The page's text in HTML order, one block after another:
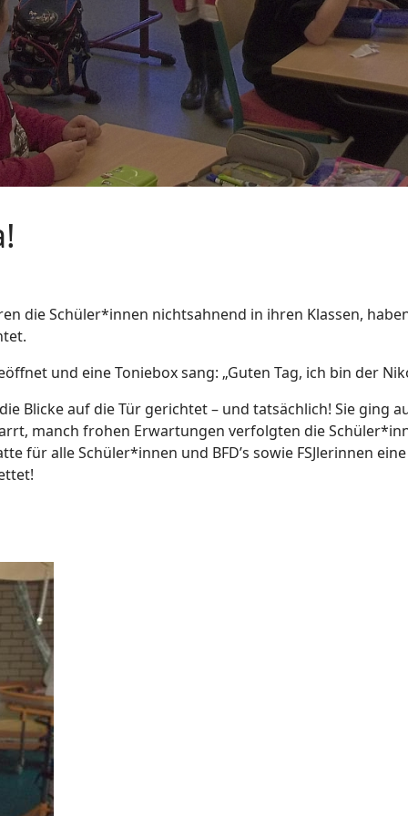
die Schüler*innen nichtsahnend in ihren Klassen,
und eine Toniebox sang: „Guten Tag, ich bin der
Blicke auf die Tür gerichtet – und tatsächlich! Sie ging
manch frohen Erwartungen verfolgten die
für alle Schüler*innen und BFD’s sowie FSJlerinnen